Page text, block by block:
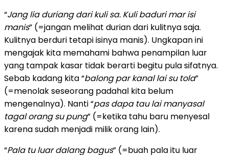
“Jang lia duriang dari kuli sa. Kuli baduri mar isi
manis” (=jangan melihat durian dari kulitnya saja.
Kulitnya berduri tetapi isinya manis). Ungkapan ini
mengajak kita memahami bahwa penampilan luar
yang tampak kasar tidak berarti begitu pula sifatnya.
Sebab kadang kita “balong par kanal lai su tola”
(=menolak seseorang padahal kita belum
mengenalnya). Nanti “pas dapa tau lai manyasal
tagal orang su pung” (=ketika tahu baru menyesal
karena sudah menjadi milik orang lain).
“Pala tu luar dalang bagus” (=buah pala itu luar